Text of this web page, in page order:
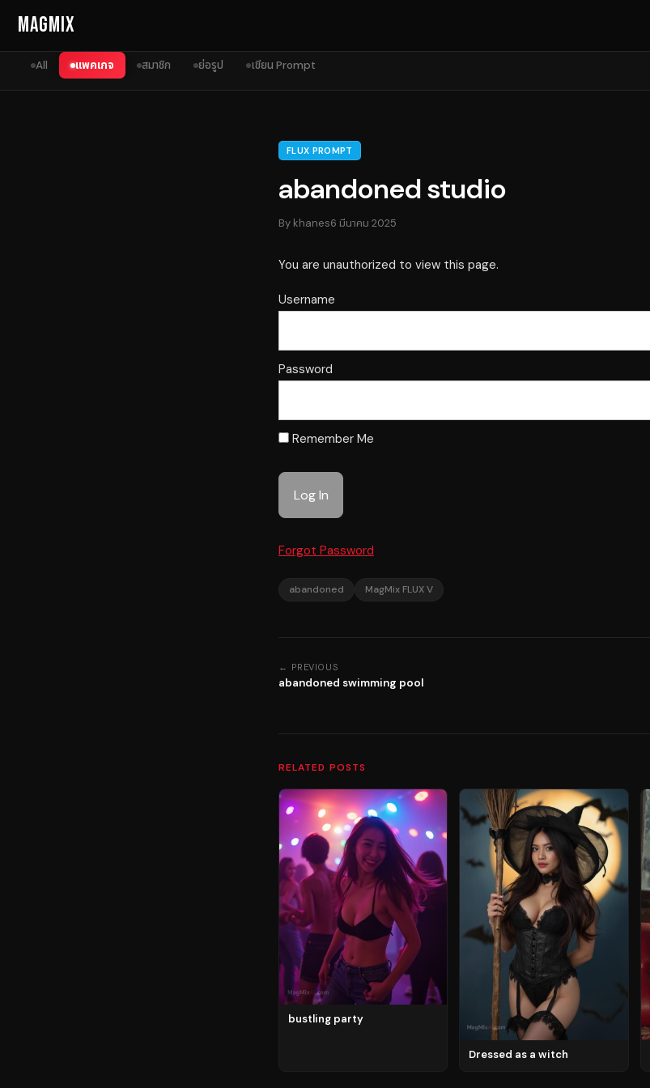
MagMix
All แพคเกจ สมาชิก ย่อรูป เขียน Prompt
FLUX PROMPT
abandoned studio
By khanes6 มีนาคม 2025
You are unauthorized to view this page.
Username
Password
Remember Me
Forgot Password
abandoned MagMix FLUX V
← PREVIOUS
abandoned swimming pool
RELATED POSTS
bustling party
Dressed as a witch